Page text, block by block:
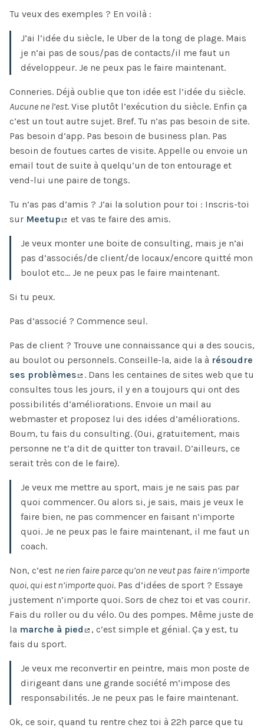
Tu veux des exemples ? En voilà :
J’ai l’idée du siècle, le Uber de la tong de plage. Mais
je n’ai pas de sous/pas de contacts/il me faut un
développeur. Je ne peux pas le faire maintenant.
Conneries. Déjà oublie que ton idée est l’idée du siècle.
Aucune ne l’est. Vise plutôt l’exécution du siècle. Enfin ça
c’est un tout autre sujet. Bref. Tu n’as pas besoin de site.
Pas besoin d’app. Pas besoin de business plan. Pas
besoin de foutues cartes de visite. Appelle ou envoie un
email tout de suite à quelqu’un de ton entourage et
vend-lui une paire de tongs.
Tu n’as pas d’amis ? J’ai la solution pour toi : Inscris-toi
sur Meetup et vas te faire des amis.
Je veux monter une boite de consulting, mais je n’ai
pas d’associés/de client/de locaux/encore quitté mon
boulot etc… Je ne peux pas le faire maintenant.
Si tu peux.
Pas d’associé ? Commence seul.
Pas de client ? Trouve une connaissance qui a des soucis,
au boulot ou personnels. Conseille-la, aide la à résoudre
ses problèmes
. Dans les centaines de sites web que tu
consultes tous les jours, il y en a toujours qui ont des
possibilités d’améliorations. Envoie un mail au
webmaster et proposez lui des idées d’améliorations.
Boum, tu fais du consulting. (Oui, gratuitement, mais
personne ne t’a dit de quitter ton travail. D’ailleurs, ce
serait très con de le faire).
Je veux me mettre au sport, mais je ne sais pas par
quoi commencer. Ou alors si, je sais, mais je veux le
faire bien, ne pas commencer en faisant n’importe
quoi. Je ne peux pas le faire maintenant, il me faut un
coach.
Non, c’est ne rien faire parce qu’on ne veut pas faire n’importe
quoi, qui est n’importe quoi. Pas d’idées de sport ? Essaye
justement n’importe quoi. Sors de chez toi et vas courir.
Fais du roller ou du vélo. Ou des pompes. Même juste de
la marche à pied
, c’est simple et génial. Ça y est, tu
fais du sport.
Je veux me reconvertir en peintre, mais mon poste de
dirigeant dans une grande société m’impose des
responsabilités. Je ne peux pas le faire maintenant.
Ok, ce soir, quand tu rentre chez toi à 22h parce que tu